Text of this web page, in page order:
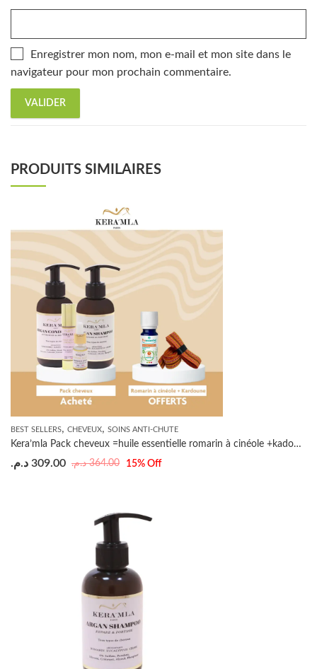
Enregistrer mon nom, mon e-mail et mon site dans le
navigateur pour mon prochain commentaire.
PRODUITS SIMILAIRES
BEST SELLERS, CHEVEUX, SOINS ANTI-CHUTE
Kera’mla Pack cheveux =huile essentielle romarin à cinéole +kadoune OFFERTS
364.00 د.م. 309.00 د.م. 15% Off